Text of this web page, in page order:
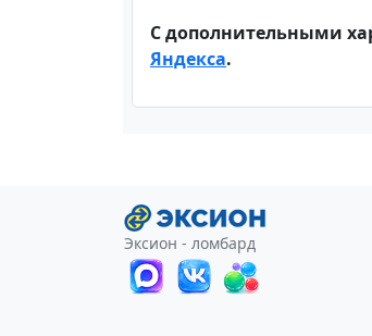
С дополнительными
Яндекса.
Эксион - ломбард